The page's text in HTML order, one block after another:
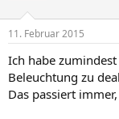
11. Februar 2015
Ich habe
Beleuchtung zu
Das passiert